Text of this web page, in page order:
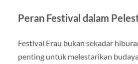
Peran Festival dalam
Festival Erau bukan sekadar
penting untuk melestarikan